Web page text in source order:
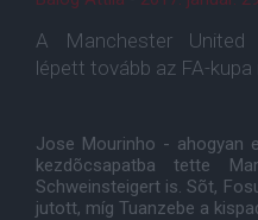
A Manchester United
lépett tovább az FA-kupa
Jose Mourinho - ahogyan
kezdõcsapatba tette
Schweinsteigert is. Sõt,
jutott, míg Tuanzebe a